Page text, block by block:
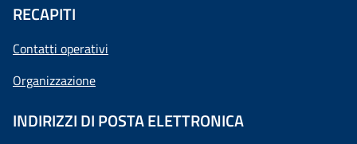
RECAPITI
Contatti operativi
Organizzazione
INDIRIZZI DI POSTA ELETTRONICA